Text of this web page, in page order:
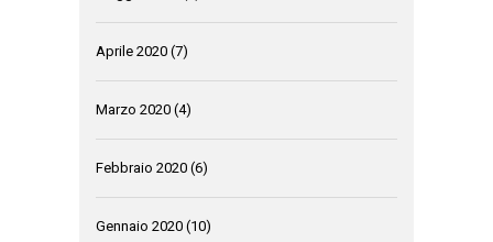
Aprile 2020 (7)
Marzo 2020 (4)
Febbraio 2020 (6)
Gennaio 2020 (10)